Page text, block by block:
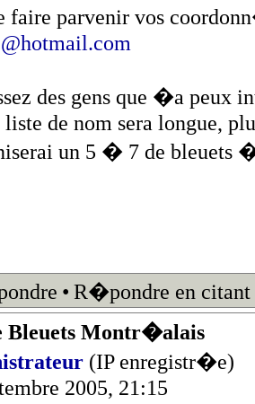
faire parvenir vos
des gens que �a peux
liste de nom sera longue,
un 5 � 7 de bleuets
• R�pondre en citant
Bleuets Montr�alais
(IP enregistr�e)
2005, 21:15